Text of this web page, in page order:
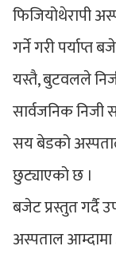
फिजियोथेरापी
गर्ने गरी पर्याप्त
यस्तै, बुटवलले
सार्वजनिक निजी
सय बेडको
छुट्याएको छ ।
बजेट प्रस्तुत गर्दै
अस्पताल आम्दामा